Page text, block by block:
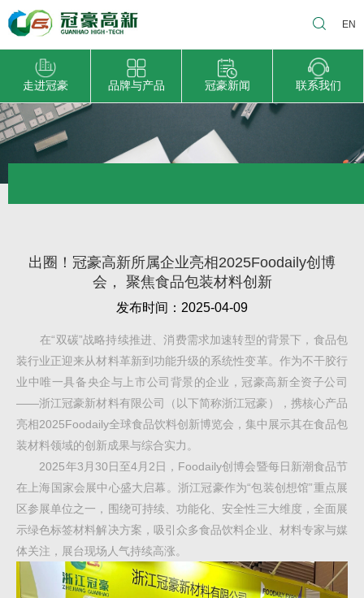
EN
走进冠豪 品牌与产品 冠豪新闻 联系我们
出圈！冠豪高新所属企业亮相2025Foodaily创博
会， 聚焦食品包装材料创新
发布时间：2025-04-09
在“双碳”战略持续推进、消费需求加速转型的背景下，食品包
装行业正迎来从材料革新到功能升级的系统性变革。作为不干胶行
业中唯一具备央企与上市公司背景的企业，冠豪高新全资子公司
——浙江冠豪新材料有限公司（以下简称浙江冠豪），携核心产品
亮相2025Foodaily全球食品饮料创新博览会，集中展示其在食品包
装材料领域的创新成果与综合实力。
2025年3月30日至4月2日，Foodaily创博会暨每日新潮食品节
在上海国家会展中心盛大启幕。浙江冠豪作为“包装创想馆”重点展
区参展单位之一，围绕可持续、功能化、安全性三大维度，全面展
示绿色标签材料解决方案，吸引众多食品饮料企业、材料专家与媒
体关注，展台现场人气持续高涨。